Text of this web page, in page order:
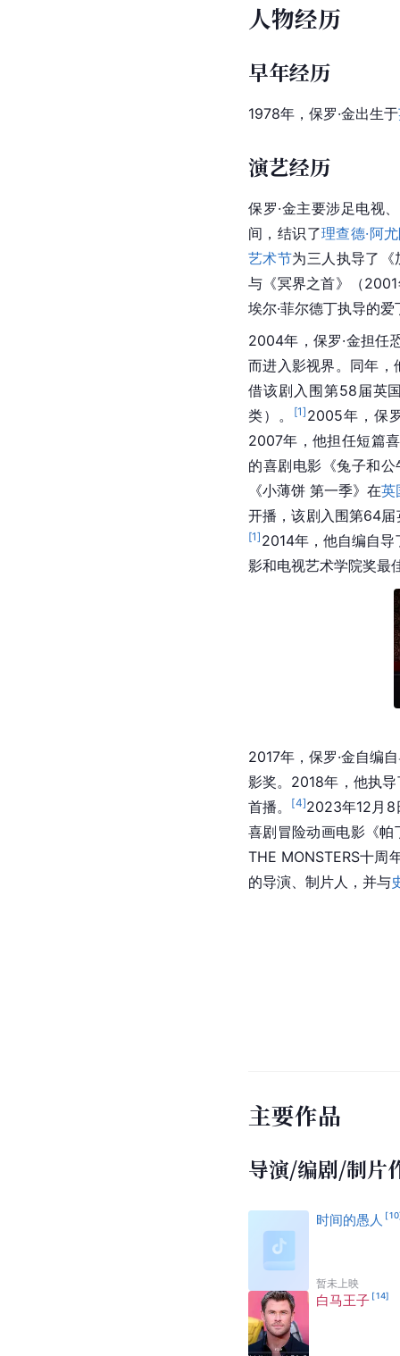
人物经历
早年经历
1978年，保罗·金出生于
演艺经历
保罗·金主要涉足电视
间，结识了理查德·阿
艺术节为三人执导了
与《冥界之首》（
埃尔·菲尔德丁执导的
2004年，保罗·金担任
而进入影视界。同年，
借该剧入围第58届英
类）。
[1] 2005年，保
2007年，他担任短篇
的喜剧电影《兔子和
《小薄饼 第一季》在英
开播，该剧入围第64
[1] 2014年，他自编自
影和电视艺术学院奖最
2017年，保罗·金自编
影奖。2018年，他执导
首播。
[4]2023年12月8
喜剧冒险动画电影《
THE MONSTERS十周
的导演、制片人，并与
主要作品
导演/编剧/制片
时间的愚人 [10
暂未上映
白马王子 [14]